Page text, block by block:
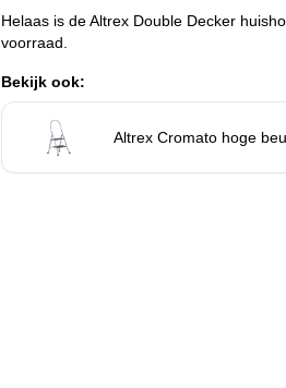
Helaas is de Altrex Double Decker
voorraad.
Bekijk ook:
Altrex Cromato hoge